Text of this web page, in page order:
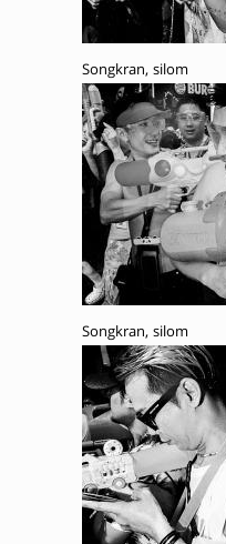
Songkran, silom
Songkran, silom